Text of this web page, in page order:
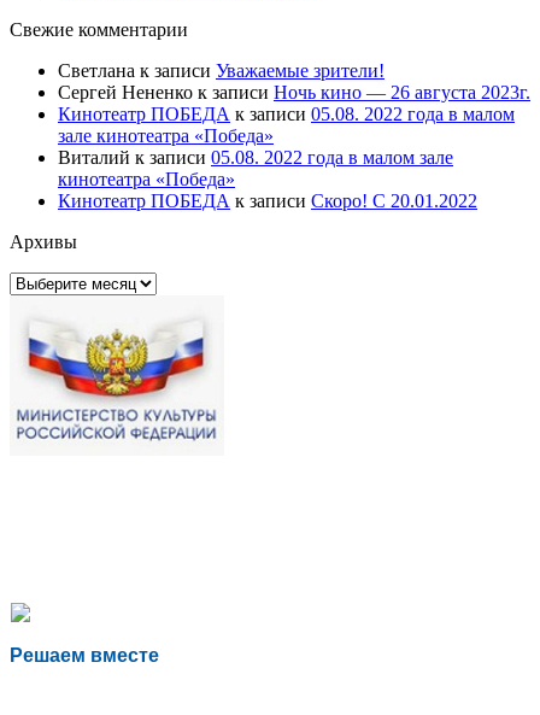
Свежие комментарии
Светлана к записи Уважаемые зрители!
Сергей Нененко к записи Ночь кино — 26 августа 2023г.
Кинотеатр ПОБЕДА к записи 05.08. 2022 года в малом
зале кинотеатра «Победа»
Виталий к записи 05.08. 2022 года в малом зале
кинотеатра «Победа»
Кинотеатр ПОБЕДА к записи Скоро! С 20.01.2022
Архивы
Архивы
Решаем вместе